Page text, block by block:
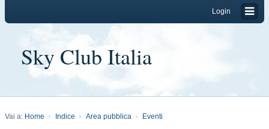
Login
Sky Club Italia
Vai a: Home Indice Area pubblica Eventi